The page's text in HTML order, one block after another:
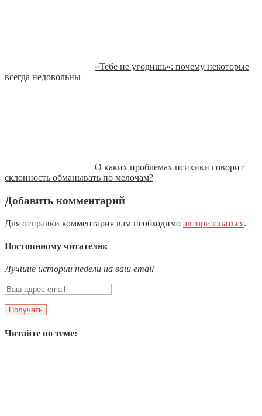
«Тебе не угодишь»: почему некоторые
всегда недовольны
О каких проблемах психики говорит
склонность обманывать по мелочам?
Добавить комментарий
Для отправки комментария вам необходимо авторизоваться.
Постоянному читателю:
Лучшие истории недели на ваш email
Читайте по теме: